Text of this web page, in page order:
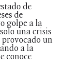
de
de
golpe a la
una crisis
provocado un
a la
conoce